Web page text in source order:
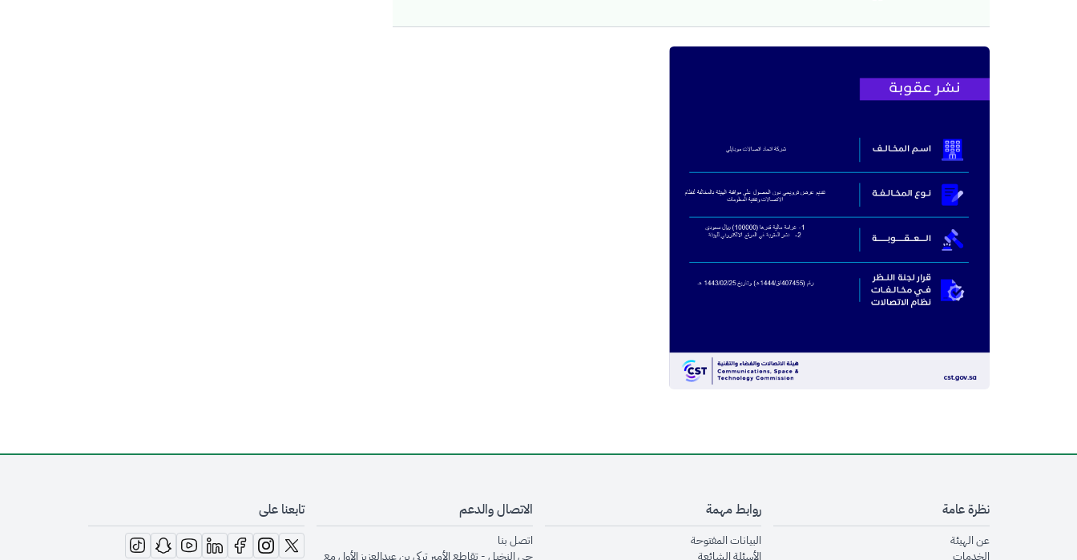
نظرة عامة
عن الهيئةopens in new window
الخدماتopens in new window
روابط مهمة
البيانات المفتوحةopens in new window
الأسئلة الشائعةopens in new window
الاتصال والدعم
اتصل بنا
حي النخيل - تقاطع الأمير تركي بن عبدالعزيز الأول مع
تابعنا على
opens in new window
opens in new window
opens in new window
opens in new window
opens in new window
opens in new window
opens in new window